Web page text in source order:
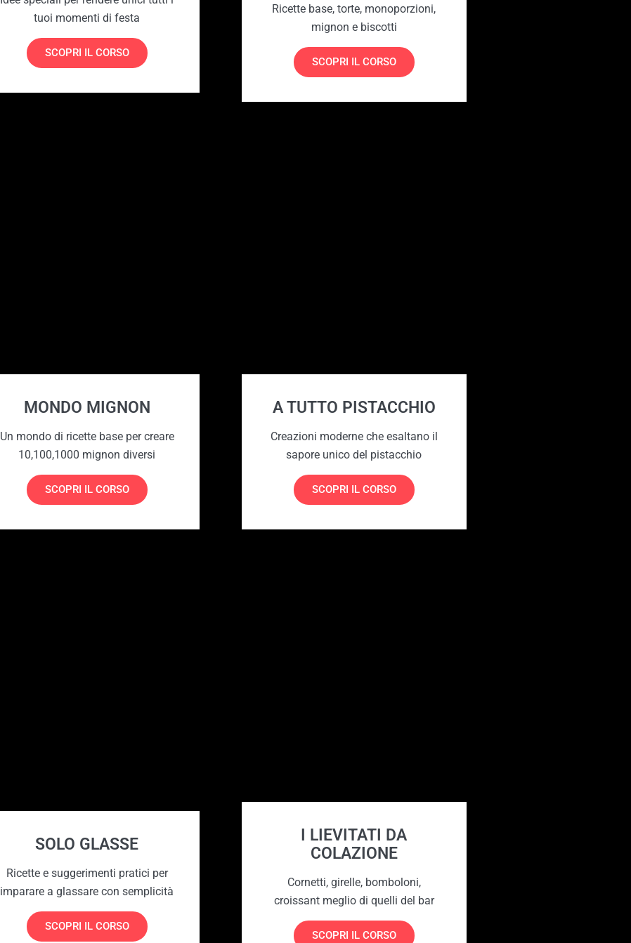
tuoi momenti di festa
SCOPRI IL CORSO
Ricette base, torte, monoporzioni,
mignon e biscotti
SCOPRI IL CORSO
MONDO MIGNON
Un mondo di ricette base per creare
10,100,1000 mignon diversi
SCOPRI IL CORSO
A TUTTO PISTACCHIO
Creazioni moderne che esaltano il
sapore unico del pistacchio
SCOPRI IL CORSO
SOLO GLASSE
Ricette e suggerimenti pratici per
imparare a glassare con semplicità
SCOPRI IL CORSO
I LIEVITATI DA
COLAZIONE
Cornetti, girelle, bomboloni,
croissant meglio di quelli del bar
SCOPRI IL CORSO